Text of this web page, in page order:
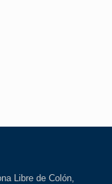
Libre de Colón,